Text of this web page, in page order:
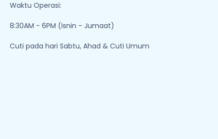
Waktu Operasi:
8:30AM - 6PM (Isnin - Jumaat)
Cuti pada hari Sabtu, Ahad & Cuti Umum